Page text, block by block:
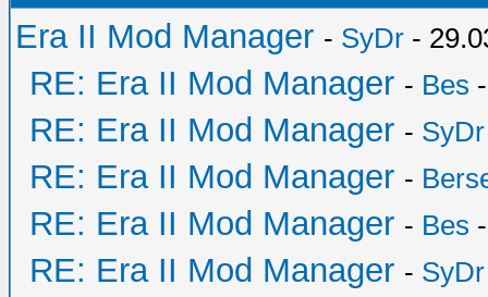
Era II Mod Manager - SyDr -
RE: Era II Mod Manager - Bes
RE: Era II Mod Manager - SyDr
RE: Era II Mod Manager -
RE: Era II Mod Manager - Bes
RE: Era II Mod Manager - SyDr